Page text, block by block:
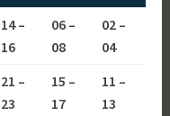
14 –
16
06 –
08
02 –
04
21 –
23
15 –
17
11 –
13